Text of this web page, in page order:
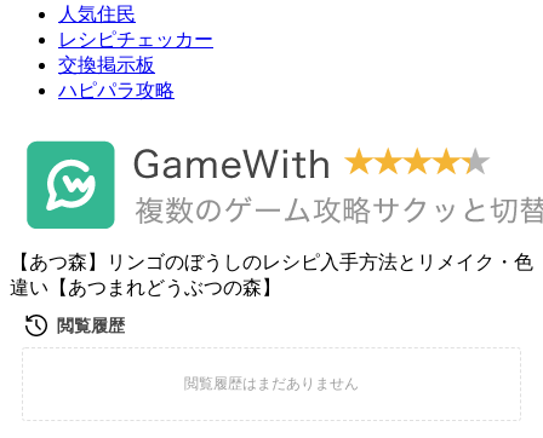
人気住民
レシピチェッカー
交換掲示板
ハピパラ攻略
【あつ森】リンゴのぼうしのレシピ入手方法とリメイク・色
違い【あつまれどうぶつの森】